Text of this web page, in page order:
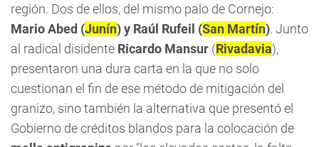
región. Dos de ellos, del mismo palo de Cornejo:
Mario Abed (Junín) y Raúl Rufeil (San Martín). Junto
al radical disidente Ricardo Mansur (Rivadavia),
presentaron una dura carta en la que no solo
cuestionan el fin de ese método de mitigación del
granizo, sino también la alternativa que presentó el
Gobierno de créditos blandos para la colocación de